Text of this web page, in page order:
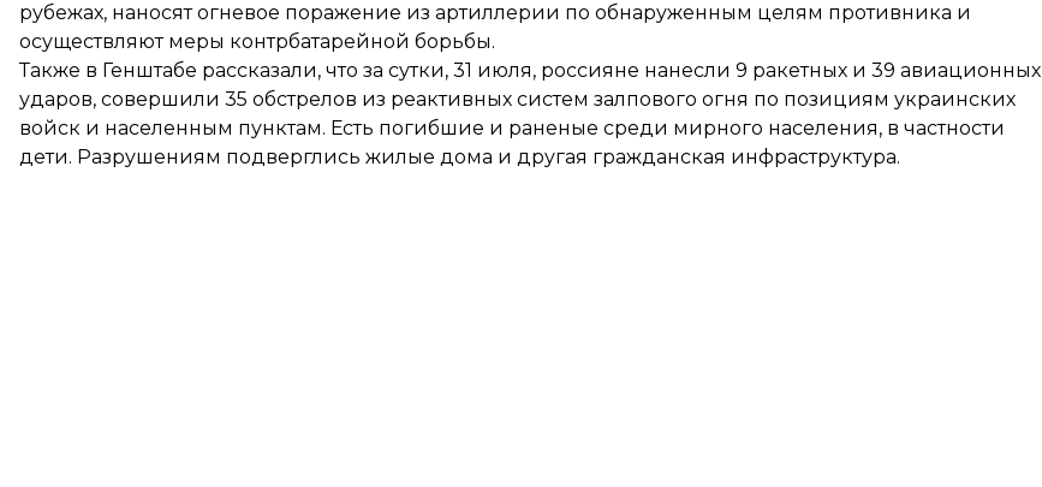
рубежах, наносят огневое поражение из артиллерии по обнаруженным целям противника и
осуществляют меры контрбатарейной борьбы.
Также в Генштабе рассказали, что за сутки, 31 июля, россияне нанесли 9 ракетных и 39 авиационных
ударов, совершили 35 обстрелов из реактивных систем залпового огня по позициям украинских
войск и населенным пунктам. Есть погибшие и раненые среди мирного населения, в частности
дети. Разрушениям подверглись жилые дома и другая гражданская инфраструктура.